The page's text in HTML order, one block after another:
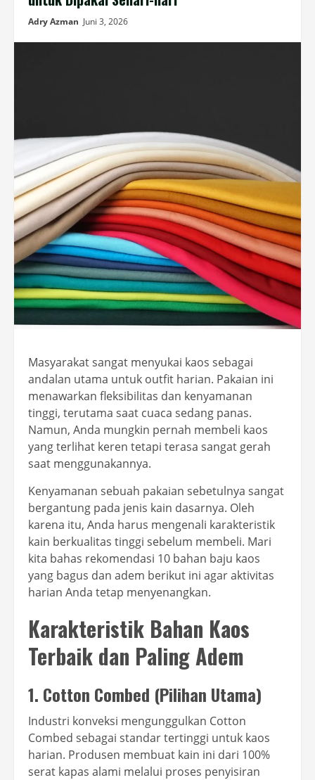
Adry Azman Juni 3, 2026
Masyarakat sangat menyukai kaos sebagai
andalan utama untuk outfit harian. Pakaian ini
menawarkan fleksibilitas dan kenyamanan
tinggi, terutama saat cuaca sedang panas.
Namun, Anda mungkin pernah membeli kaos
yang terlihat keren tetapi terasa sangat gerah
saat menggunakannya.
Kenyamanan sebuah pakaian sebetulnya sangat
bergantung pada jenis kain dasarnya. Oleh
karena itu, Anda harus mengenali karakteristik
kain berkualitas tinggi sebelum membeli. Mari
kita bahas rekomendasi 10 bahan baju kaos
yang bagus dan adem berikut ini agar aktivitas
harian Anda tetap menyenangkan.
Karakteristik Bahan Kaos
Terbaik dan Paling Adem
1. Cotton Combed (Pilihan Utama)
Industri konveksi mengunggulkan Cotton
Combed sebagai standar tertinggi untuk kaos
harian. Produsen membuat kain ini dari 100%
serat kapas alami melalui proses penyisiran